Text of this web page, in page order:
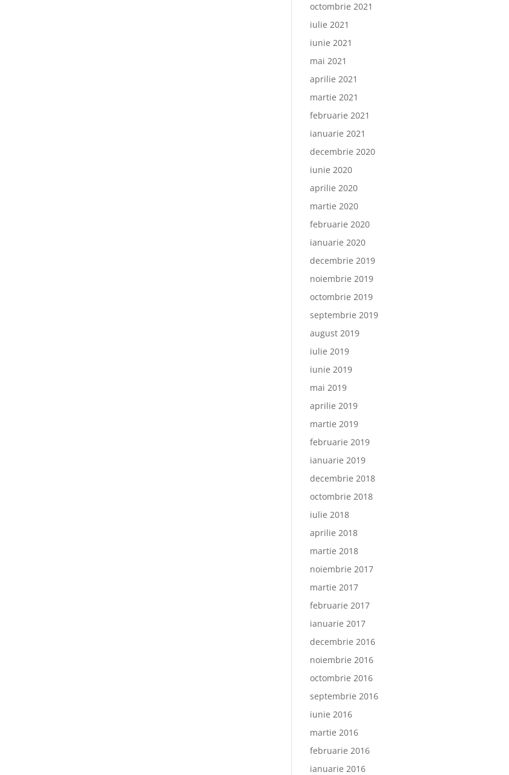
octombrie 2021
iulie 2021
iunie 2021
mai 2021
aprilie 2021
martie 2021
februarie 2021
ianuarie 2021
decembrie 2020
iunie 2020
aprilie 2020
martie 2020
februarie 2020
ianuarie 2020
decembrie 2019
noiembrie 2019
octombrie 2019
septembrie 2019
august 2019
iulie 2019
iunie 2019
mai 2019
aprilie 2019
martie 2019
februarie 2019
ianuarie 2019
decembrie 2018
octombrie 2018
iulie 2018
aprilie 2018
martie 2018
noiembrie 2017
martie 2017
februarie 2017
ianuarie 2017
decembrie 2016
noiembrie 2016
octombrie 2016
septembrie 2016
iunie 2016
martie 2016
februarie 2016
ianuarie 2016